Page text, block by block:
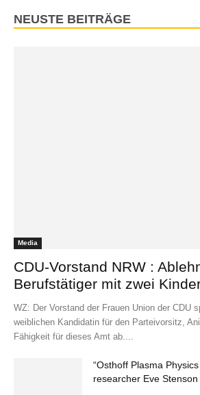
NEUSTE BEITRÄGE
Media
CDU-Vorstand NRW :
Berufstätiger mit zwei
WZ: Der Vorstand der Frauen Union der CDU
weiblichen Kandidatin für den Parteivorsitz,
Fähigkeit für dieses Amt ab....
“Osthoff Plasma
researcher Eve Stenson